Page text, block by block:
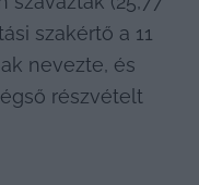
szakértő a 11
nevezte, és
részvételt